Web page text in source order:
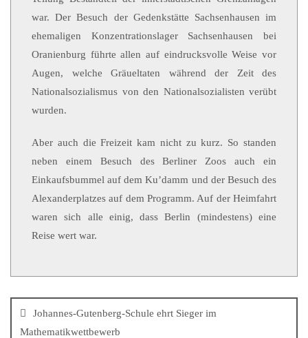
war. Der Besuch der Gedenkstätte Sachsenhausen im
ehemaligen Konzentrationslager Sachsenhausen bei
Oranienburg führte allen auf eindrucksvolle Weise vor
Augen, welche Gräueltaten während der Zeit des
Nationalsozialismus von den Nationalsozialisten verübt
wurden.
Aber auch die Freizeit kam nicht zu kurz. So standen
neben einem Besuch des Berliner Zoos auch ein
Einkaufsbummel auf dem Ku’damm und der Besuch des
Alexanderplatzes auf dem Programm. Auf der Heimfahrt
waren sich alle einig, dass Berlin (mindestens) eine
Reise wert war.
Johannes-Gutenberg-Schule ehrt Sieger im
Mathematikwettbewerb